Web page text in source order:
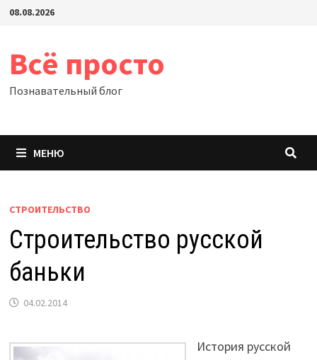
Перейти
08.08.2026
Всё просто
Познавательный блог
МЕНЮ
СТРОИТЕЛЬСТВО
Строительство русской
баньки
04.02.2014
История русской